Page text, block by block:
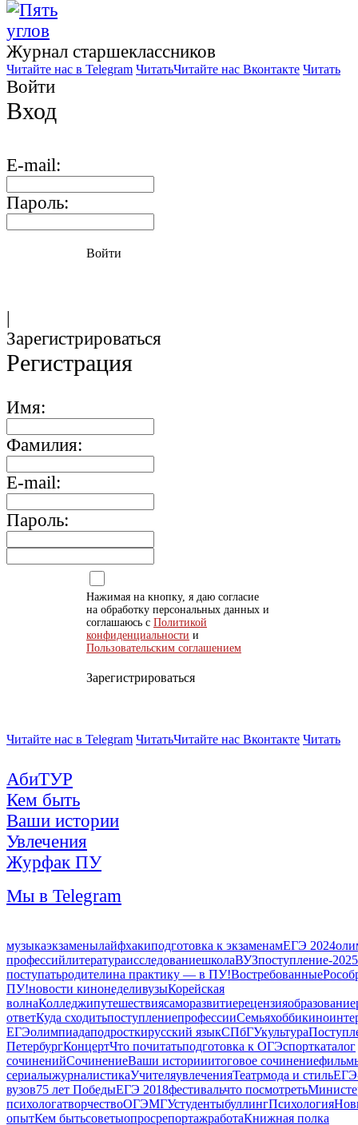
Журнал старшекласcников
Читайте нас в Telegram ЧитатьЧитайте нас Вконтакте Читать
Войти
Вход
E-mail:
Пароль:
Войти
|
Зарегистрироваться
Регистрация
Имя:
Фамилия:
E-mail:
Пароль:
Нажимая на кнопку, я даю согласие
на обработку персональных данных и
соглашаюсь с Политикой
конфиденциальности и
Пользовательским соглашением
Зарегистрироваться
Читайте нас в Telegram ЧитатьЧитайте нас Вконтакте Читать
АбиТУР
Кем быть
Ваши истории
Увлечения
Журфак ПУ
Мы в Telegram
музыкаэкзаменылайфхакиподготовка к экзаменамЕГЭ 2024
профессийлитератураисследованиешколаВУЗпоступление-2025
поступатьродителина практику — в ПУ!Востребованные
ПУ!новости кинонеделивузыКорейская
волнаКолледжипутешествиясаморазвитиерецензияобразование
ответКуда сходитьпоступлениепрофессииСемьяхоббикино
ЕГЭолимпиадаподросткирусский языкСПбГУкультура
ПетербургКонцертЧто почитатьподготовка к ОГЭспорткаталог
сочиненийСочинениеВаши историиитоговое сочинение
сериалыжурналистикаУчителяувлеченияТеатрмода и стиль
вузов75 лет ПобедыЕГЭ 2018фестивальчто посмотреть
психологатворчествоОГЭМГУстудентыбуллингПсихология
опытКем бытьсоветыопросрепортажработаКнижная полка